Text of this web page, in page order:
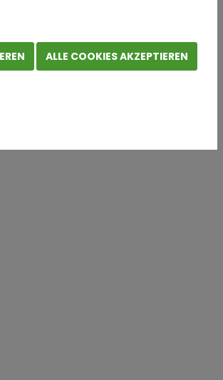
Der international tätige
2021. Insgesamt beschäftigt
ALLE COOKIES AKZEPTIEREN